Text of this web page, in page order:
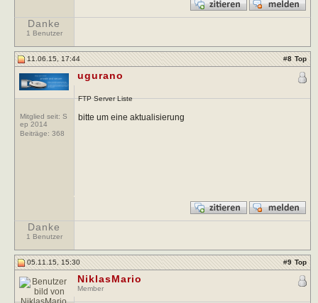
Danke
1 Benutzer
11.06.15, 17:44 #8 Top
Mitglied seit: S
ep 2014
Beiträge: 368
ugurano
FTP Server Liste
bitte um eine aktualisierung
Danke
1 Benutzer
05.11.15, 15:30 #9 Top
NiklasMario
Member